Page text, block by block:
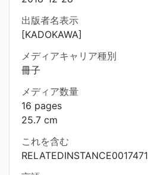
出版者名表示
[KADOKAWA]
メディアキャリア種別
冊子
メディア数量
16 pages
25.7 cm
これを含む
RELATEDINSTANCE0017471